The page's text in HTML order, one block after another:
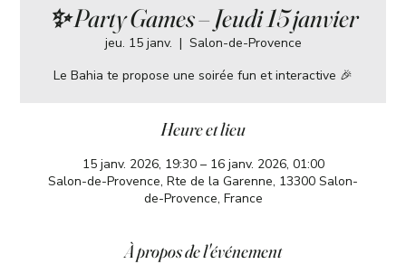
✨ Party Games – Jeudi 15 janvier
jeu. 15 janv.
  |
Salon-de-Provence
Le Bahia te propose une soirée fun et interactive 🎉
Heure et lieu
15 janv. 2026, 19:30 – 16 janv. 2026, 01:00
Salon-de-Provence, Rte de la Garenne, 13300 Salon-
de-Provence, France
À propos de l'événement